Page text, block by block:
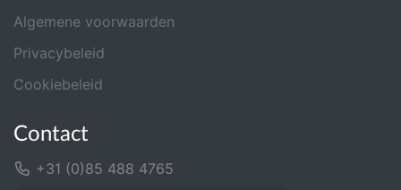
Algemene voorwaarden
Privacybeleid
Cookiebeleid
Contact
+31 (0)85 488 4765